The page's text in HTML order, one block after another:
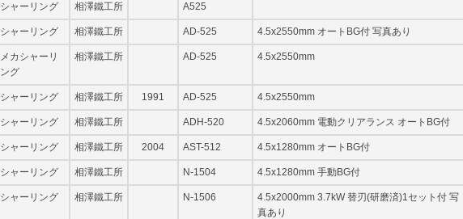
シャーリング 相澤鐵工所 A525
シャーリング 相澤鐵工所 AD-525 4.5x2550mm オートBG付 写真あり
メカシャーリ
ング
相澤鐵工所 AD-525 4.5x2550mm
シャーリング 相澤鐵工所 1991 AD-525 4.5x2550mm
シャーリング 相澤鐵工所 ADH-520 4.5x2060mm 電動クリアランス オートBG付
シャーリング 相澤鐵工所 2004 AST-512 4.5x1280mm オートBG付
シャーリング 相澤鐵工所 N-1504 4.5x1280mm 手動BG付
シャーリング 相澤鐵工所 N-1506
4.5x2000mm 3.7kW 替刃(研磨済)1セット付 写
真あり